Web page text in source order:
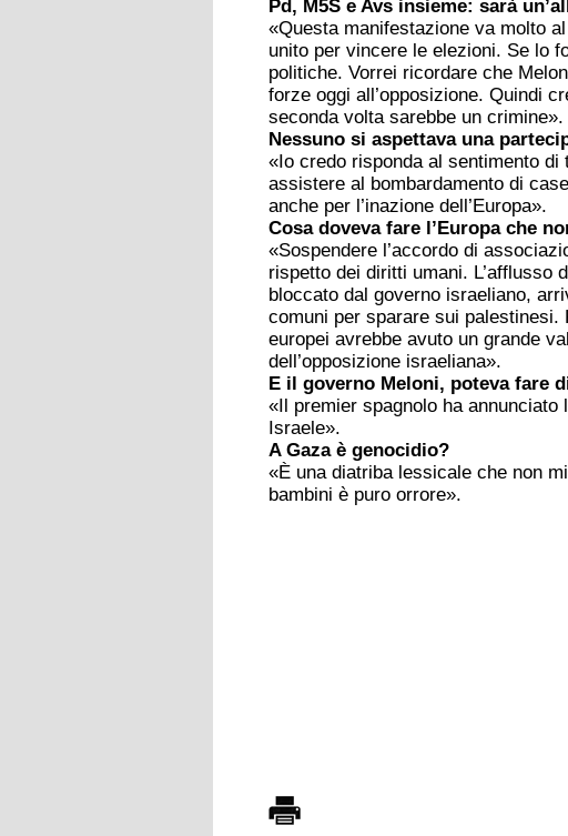
Pd, M5S e Avs insieme: sarà
«Questa manifestazione va molto
unito per vincere le elezioni. Se lo
politiche. Vorrei ricordare che
forze oggi all’opposizione. Quindi
seconda volta sarebbe un crimine».
Nessuno si aspettava una
«Io credo risponda al sentimento
assistere al bombardamento di
anche per l’inazione dell’Europa».
Cosa doveva fare l’Europa che
«Sospendere l’accordo di
rispetto dei diritti umani. L’afflusso
bloccato dal governo israeliano,
comuni per sparare sui
europei avrebbe avuto un grande
dell’opposizione israeliana».
E il governo Meloni, poteva fare
«Il premier spagnolo ha
Israele».
A Gaza è genocidio?
«È una diatriba lessicale che non
bambini è puro orrore».